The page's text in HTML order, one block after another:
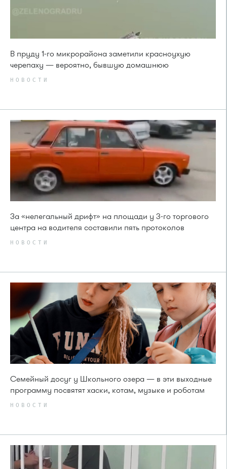
В пруду 1-го микрорайона заметили красноухую
черепаху — вероятно, бывшую домашнюю
НОВОСТИ
За «нелегальный дрифт» на площади у 3-го торгового
центра на водителя составили пять протоколов
НОВОСТИ
Семейный досуг у Школьного озера — в эти выходные
программу посвятят хаски, котам, музыке и роботам
НОВОСТИ